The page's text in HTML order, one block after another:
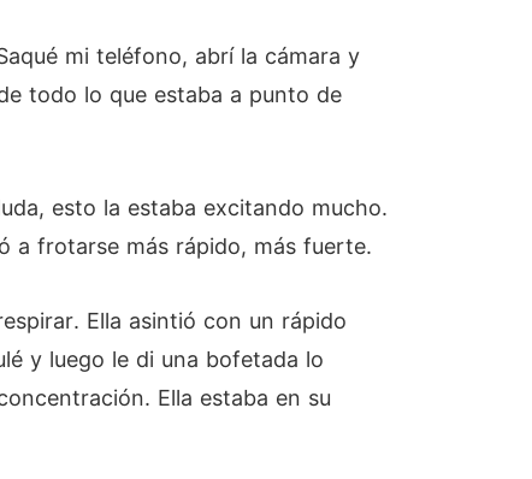
mi teléfono, abrí la cámara y
todo lo que estaba a punto de
esto la estaba excitando mucho.
a frotarse más rápido, más fuerte.
Ella asintió con un rápido
y luego le di una bofetada lo
Ella estaba en su